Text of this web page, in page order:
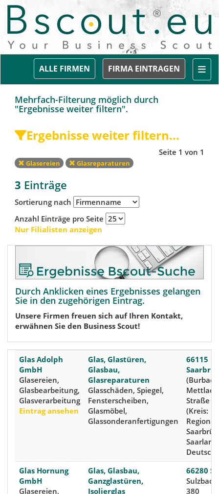
FIRMA EINTRAGEN
ALLE FIRMEN
Mehrfach-Filterung möglich durch
"Ergebnisse weiter filtern".
Ergebnisse weiter filtern...
Seite 1 von 1
Glasereien Glasreparaturen
3 Einträge
Sortierung nach
Anzahl Einträge pro Seite
Nur Filialisten anzeigen
Durch Anklicken eines Ergebnisses gelangen
Sie in den zugehörigen Eintrag.
Unsere Firmen freuen sich auf Ihren Kontakt,
erwähnen Sie den Business Scout!
Glas Adolph
GmbH
Glasereien,
Glasbearbeitung,
Glasverarbeitung
Eintrag ansehen
Glas, Glastüren,
Glasbau,
Glasreparaturen
Glasschäden, Spiegel,
Fensterscheiben,
Glasmöbel,
Glassonderanfertigungen
66115
Straße 7
(Kreis:
Saarland,
Glas Hornung
GmbH
Glasereien,
Glas, Glasbau,
Ganzglastüren,
Isolierglas
66280
380